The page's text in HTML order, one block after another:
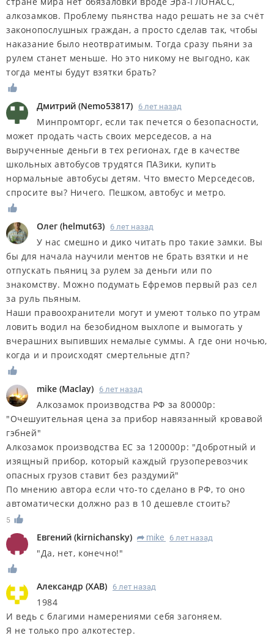
алкозамков. Проблему пьянства надо решать не за счёт
законопослушных граждан, а просто сделав так, чтобы
наказание было неотвратимым. Тогда сразу пьяни за
рулем станет меньше. Но это никому не выгодно, как
тогда менты будут взятки брать?
Дмитрий (Nemo53817) 6 лет назад
Минпромторг, если так печется о безопасности,
может продать часть своих мерседесов, а на
вырученные деньги в тех регионах, где в качестве
школьных автобусов трудятся ПАЗики, купить
нормальные автобусы детям. Что вместо Мерседесов,
спросите вы? Ничего. Пешком, автобус и метро.
Олег (helmut63) 6 лет назад
У нас смешно и дико читать про такие замки. Вы
бы для начала научили ментов не брать взятки и не
отпускать пьяниц за рулем за деньги или по
знакомству. Можно подумать Ефремов первый раз сел
за руль пьяным.
Наши правоохранители могут и умеют только по утрам
ловить водил на безобидном выхлопе и вымогать у
вчерашних выпивших немалые суммы. А где они ночью,
когда и и происходят смертельные дтп?
mike (Maclay) 6 лет назад
Алкозамок производства РФ за 80000р:
"Очешуительная цена за прибор навязанный кровавой
гэбней"
Алкозамок производства ЕС за 120000р: "Добротный и
изящный прибор, который каждый грузоперевозчик
опасных грузов ставит без раздумий"
По мнению автора если что-то сделано в РФ, то оно
автоматически должно раз в 10 дешевле стоить?
5
Евгений (kirnichansky) R mike 6 лет назад
"Да, нет, конечно!"
Александр (XAB) 6 лет назад
1984
И ведь с благими намерениями себя загоняем.
Я не только про алкотестер.